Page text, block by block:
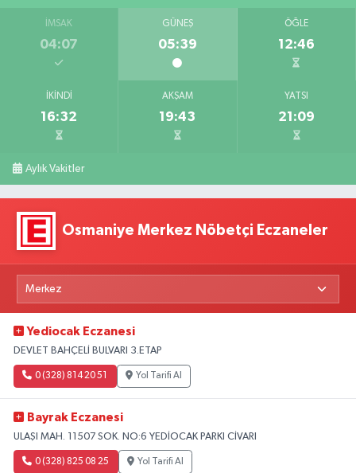
İMSAK
04:07
GÜNEŞ
05:39
ÖĞLE
12:46
İKINDI
16:32
AKŞAM
19:43
YATSI
21:09
Aylık Vakitler
Osmaniye Merkez Nöbetçi Eczaneler
Yediocak Eczanesi
DEVLET BAHÇELİ BULVARI 3.ETAP
0 (328) 814 20 51 Yol Tarifi Al
Bayrak Eczanesi
ULAŞI MAH. 11507 SOK. NO:6 YEDİOCAK PARKI CİVARI
0 (328) 825 08 25 Yol Tarifi Al